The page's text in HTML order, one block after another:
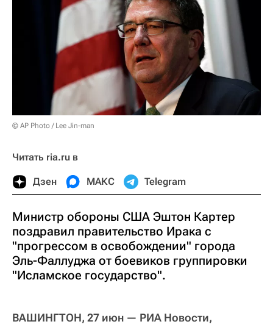
© AP Photo / Lee Jin-man
Читать ria.ru в
Дзен МАКС Telegram
Министр обороны США Эштон Картер
поздравил правительство Ирака с
"прогрессом в освобождении" города
Эль-Фаллуджа от боевиков группировки
"Исламское государство".
ВАШИНГТОН, 27 июн — РИА Новости,